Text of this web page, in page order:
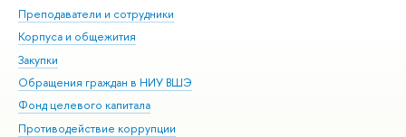
Преподаватели и сотрудники
Корпуса и общежития
Закупки
Обращения граждан в НИУ ВШЭ
Фонд целевого капитала
Противодействие коррупции